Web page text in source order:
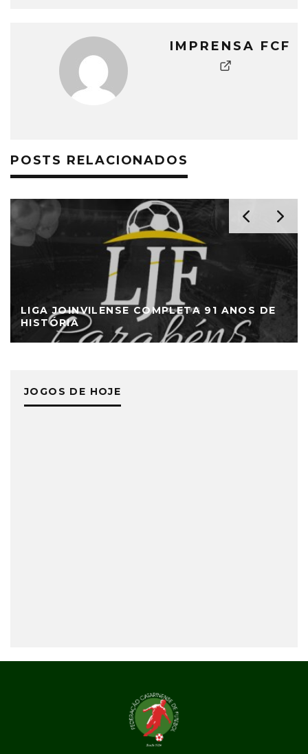
IMPRENSA FCF
POSTS RELACIONADOS
LIGA JOINVILENSE COMPLETA 91 ANOS DE
HISTÓRIA
JOGOS DE HOJE